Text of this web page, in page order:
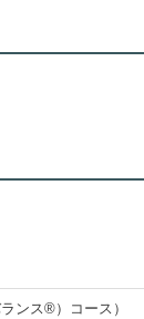
ンス®）コース）